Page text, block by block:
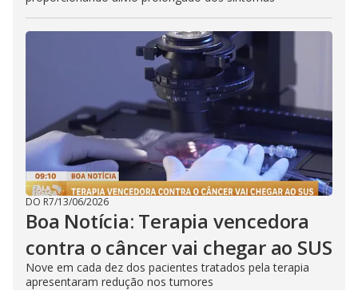
DO R7/13/06/2026
Boa Notícia: Terapia vencedora
contra o câncer vai chegar ao SUS
Nove em cada dez dos pacientes tratados pela terapia
apresentaram redução nos tumores